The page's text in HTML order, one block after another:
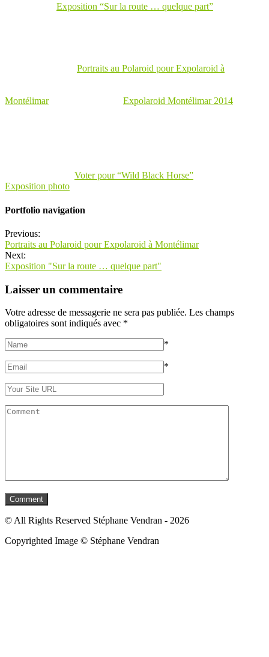
Exposition “Sur la route … quelque part”
Portraits au Polaroid pour Expolaroid à
Montélimar Expolaroid Montélimar 2014
Voter pour “Wild Black Horse”
Exposition photo
Portfolio navigation
Previous:
Portraits au Polaroid pour Expolaroid à Montélimar
Next:
Exposition "Sur la route … quelque part"
Laisser un commentaire
Votre adresse de messagerie ne sera pas publiée. Les champs
obligatoires sont indiqués avec *
*
*
© All Rights Reserved Stéphane Vendran - 2026
Copyrighted Image © Stéphane Vendran